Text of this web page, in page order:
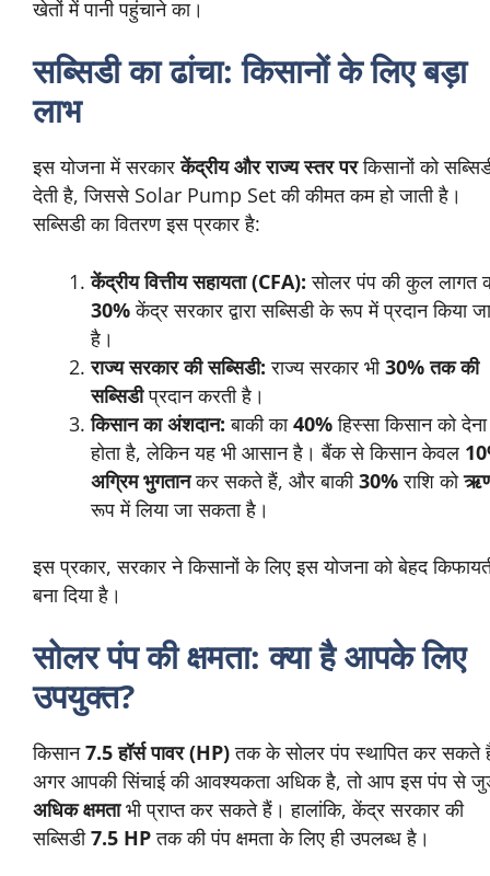
खेतों में पानी पहुंचाने का।
सब्सिडी का ढांचा: किसानों के लिए बड़ा
लाभ
इस योजना में सरकारकेंद्रीय और राज्य स्तर परकिसानों को
देती है, जिससे Solar Pump Set की कीमत कम हो जाती है।
सब्सिडी का वितरण इस प्रकार है:
केंद्रीय वित्तीय सहायता (CFA): सोलर पंप की कुल लागत
30%केंद्र सरकार द्वारा सब्सिडी के रूप में प्रदान किया
है।
राज्य सरकार की सब्सिडी: राज्य सरकार भी30% तक की
सब्सिडीप्रदान करती है।
किसान का अंशदान: बाकी का40%हिस्सा किसान को देना
होता है, लेकिन यह भी आसान है। बैंक से किसान केवल
अग्रिम भुगतानकर सकते हैं, और बाकी30%राशि को
रूप में लिया जा सकता है।
इस प्रकार, सरकार ने किसानों के लिए इस योजना को बेहद
बना दिया है।
सोलर पंप की क्षमता: क्या है आपके लिए
उपयुक्त?
किसान7.5 हॉर्स पावर (HP)तक के सोलर पंप स्थापित कर सकते
अगर आपकी सिंचाई की आवश्यकता अधिक है, तो आप इस पंप से
अधिक क्षमताभी प्राप्त कर सकते हैं। हालांकि, केंद्र सरकार की
सब्सिडी7.5 HPतक की पंप क्षमता के लिए ही उपलब्ध है।